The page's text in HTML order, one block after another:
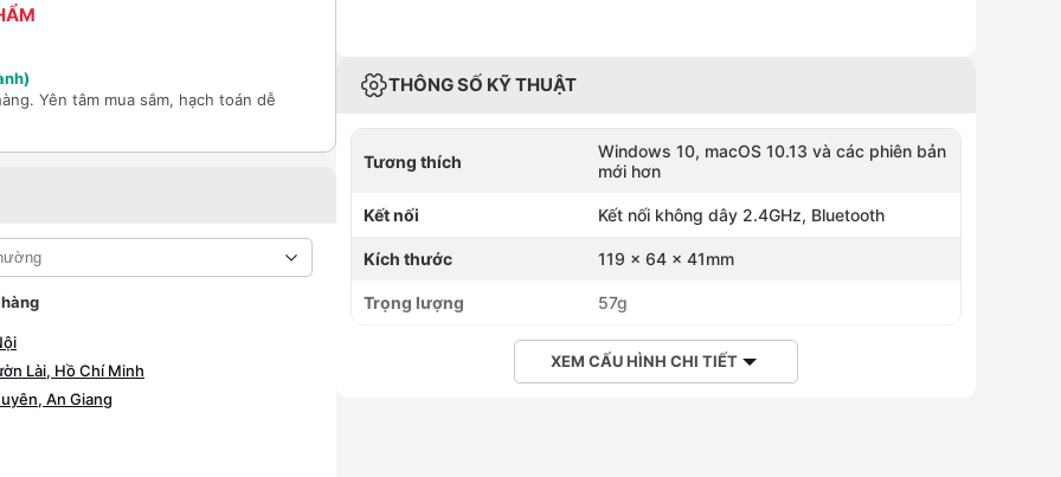
Yên tâm mua sắm, hạch toán dễ
Lài, Hồ Chí Minh
An Giang
THÔNG SỐ KỸ THUẬT
Tương thích
Windows 10, macOS 10.13 và các phiên bản
mới hơn
Kết nối Kết nối không dây 2.4GHz, Bluetooth
Kích thước 119 x 64 x 41mm
Trọng lượng 57g
XEM CẤU HÌNH CHI TIẾT